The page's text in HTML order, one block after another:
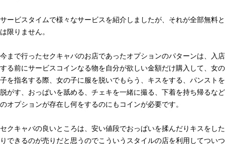
サービスタイムで様々なサービスを紹介しましたが、それが全部無料と
は限りません。
今まで行ったセクキャバのお店であったオプションのパターンは、入店
する前にサービスコインなる物を自分が欲しい金額だけ購入して、女の
子を指名する際、女の子に服を脱いでもらう、キスをする、パンストを
脱がす、おっぱいを舐める、チェキを一緒に撮る、下着を持ち帰るなど
のオプションが存在し何をするのにもコインが必要です。
セクキャバの良いところは、安い値段でおっぱいを揉んだりキスをした
りできるのが売りだと思うのでこういうスタイルの店を利用してついつ